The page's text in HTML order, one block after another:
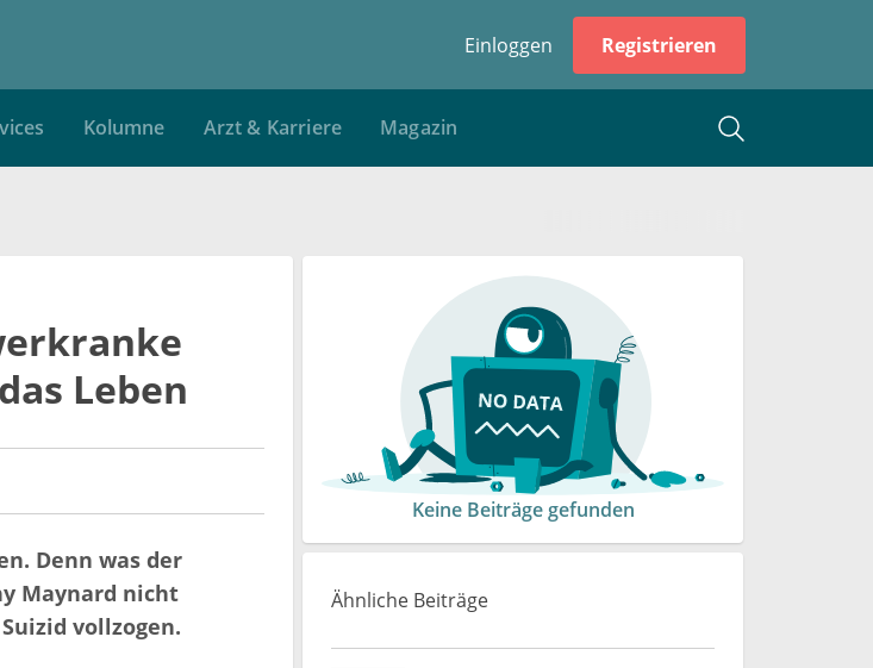
Einloggen Registrieren
Kolumne Arzt & Karriere Magazin
Leben
Denn was der
Maynard nicht
vollzogen.
Keine Beiträge gefunden
Ähnliche Beiträge